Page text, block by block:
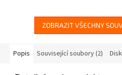
ZOBRAZIT VŠECHNY
Popis Související soubory (2)